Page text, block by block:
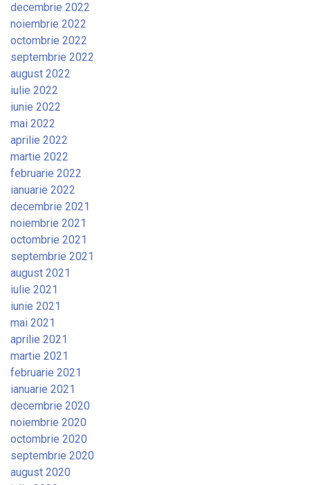
decembrie 2022
noiembrie 2022
octombrie 2022
septembrie 2022
august 2022
iulie 2022
iunie 2022
mai 2022
aprilie 2022
martie 2022
februarie 2022
ianuarie 2022
decembrie 2021
noiembrie 2021
octombrie 2021
septembrie 2021
august 2021
iulie 2021
iunie 2021
mai 2021
aprilie 2021
martie 2021
februarie 2021
ianuarie 2021
decembrie 2020
noiembrie 2020
octombrie 2020
septembrie 2020
august 2020